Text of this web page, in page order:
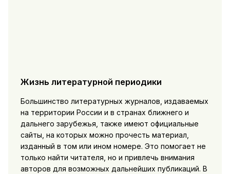
Жизнь литературной периодики
Большинство литературных журналов, издаваемых
на территории России и в странах ближнего и
дальнего зарубежья, также имеют официальные
сайты, на которых можно прочесть материал,
изданный в том или ином номере. Это помогает не
только найти читателя, но и привлечь внимания
авторов для возможных дальнейших публикаций. В